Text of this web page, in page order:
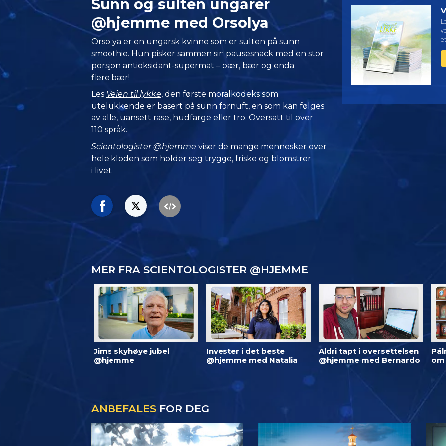
Sunn og sulten ungarer
@hjemme med Orsolya
Orsolya er en ungarsk kvinne som er sulten på sunn
smoothie. Hun pisker sammen sin pausesnack med en stor
porsjon antioksidant-supermat – bær, bær og enda
flere bær!
Les Veien til lykke, den første moralkodeks som
utelukkende er basert på sunn fornuft, en som kan følges
av alle, uansett rase, hudfarge eller tro. Oversatt til over
110 språk.
Scientologister @hjemme viser de mange mennesker over
hele kloden som holder seg trygge, friske og blomstrer
i livet.
MER FRA SCIENTOLOGISTER @HJEMME
Jims skyhøye jubel
@hjemme
Invester i det beste
@hjemme med Natalia
Aldri tapt i oversettelsen
@hjemme med Bernardo
om
ANBEFALES FOR DEG